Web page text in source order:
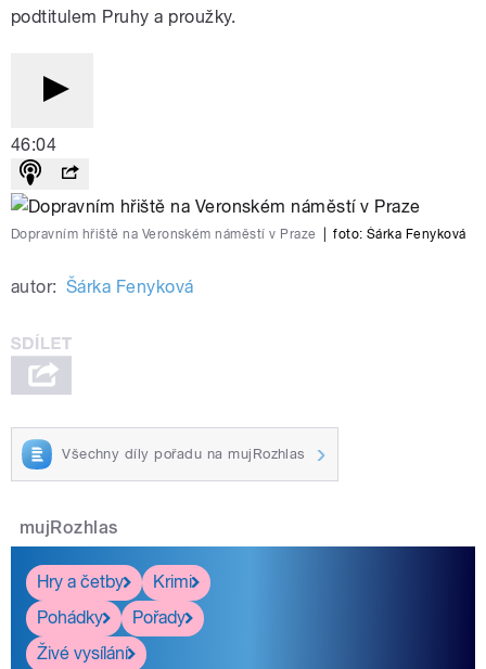
podtitulem Pruhy a proužky.
46:04
Dopravním hřiště na Veronském náměstí v Praze foto: Šárka Fenyková
autor: Šárka Fenyková
Všechny díly pořadu na mujRozhlas
mujRozhlas
Hry a četby
Krimi
Pohádky
Pořady
Živé vysílání